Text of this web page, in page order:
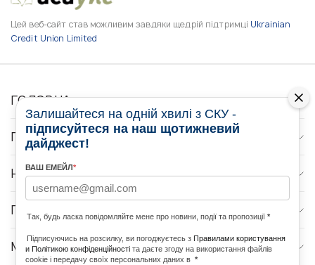
Цей веб-сайт став можливим завдяки щедрій підтримці Ukrainian
Credit Union Limited
ГОЛОВНА
ПРО НАС
НОВИНИ
ПРОГРАМИ
МЕДІА КОНТАКТИ
Залишайтеся на одній хвилі з СКУ -
підписуйтеся на наш щотижневий
дайджест!
ВАШ ЕМЕЙЛ*
Так, будь ласка повідомляйте мене про новини, події та пропозиції *
Підписуючись на розсилку, ви погоджуєтесь з Правилами користування
и Політикою конфіденційності та даєте згоду на використання файлів
cookie і передачу своїх персональних даних в *